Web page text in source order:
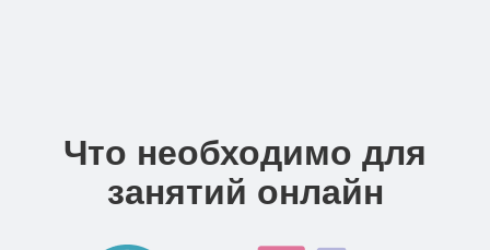
Что необходимо для
занятий онлайн